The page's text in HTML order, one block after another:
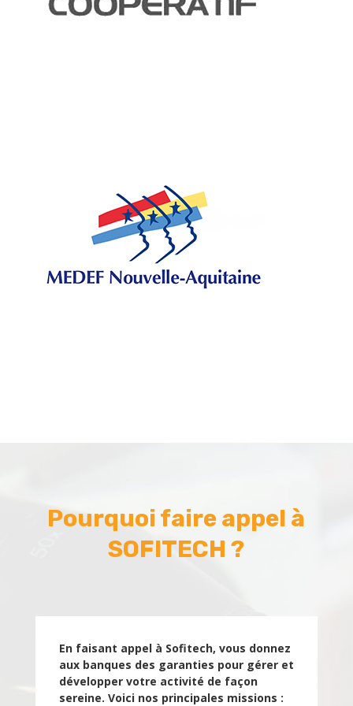
Pourquoi faire appel à
SOFITECH ?
En faisant appel à Sofitech, vous donnez
aux banques des garanties pour gérer et
développer votre activité de façon
sereine. Voici nos principales missions :